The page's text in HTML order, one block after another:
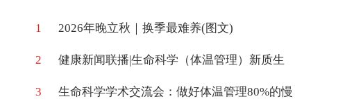
1 2026年晚立秋｜换季最难养(图文)
2 健康新闻联播|生命科学（体温管理）新质生
产力高质量学术交流会在京举办
3 生命科学学术交流会：做好体温管理80%的慢